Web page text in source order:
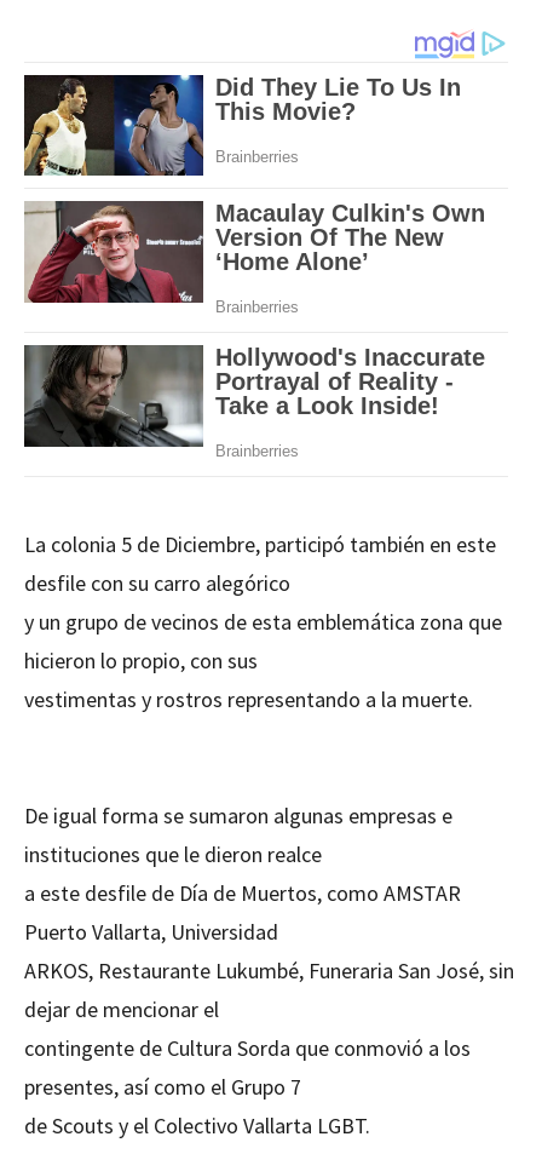
La colonia 5 de Diciembre, participó también en este
desfile con su carro alegórico
y un grupo de vecinos de esta emblemática zona que
hicieron lo propio, con sus
vestimentas y rostros representando a la muerte.
De igual forma se sumaron algunas empresas e
instituciones que le dieron realce
a este desfile de Día de Muertos, como AMSTAR
Puerto Vallarta, Universidad
ARKOS, Restaurante Lukumbé, Funeraria San José, sin
dejar de mencionar el
contingente de Cultura Sorda que conmovió a los
presentes, así como el Grupo 7
de Scouts y el Colectivo Vallarta LGBT.